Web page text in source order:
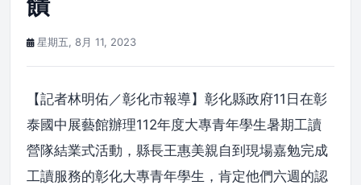
星期五, 8月 11, 2023
【記者林明佑／彰化市報導】彰化縣政府11日在彰
泰國中展藝館辦理112年度大專青年學生暑期工讀
營隊結業式活動，縣長王惠美親自到現場嘉勉完成
工讀服務的彰化大專青年學生，肯定他們六週的認